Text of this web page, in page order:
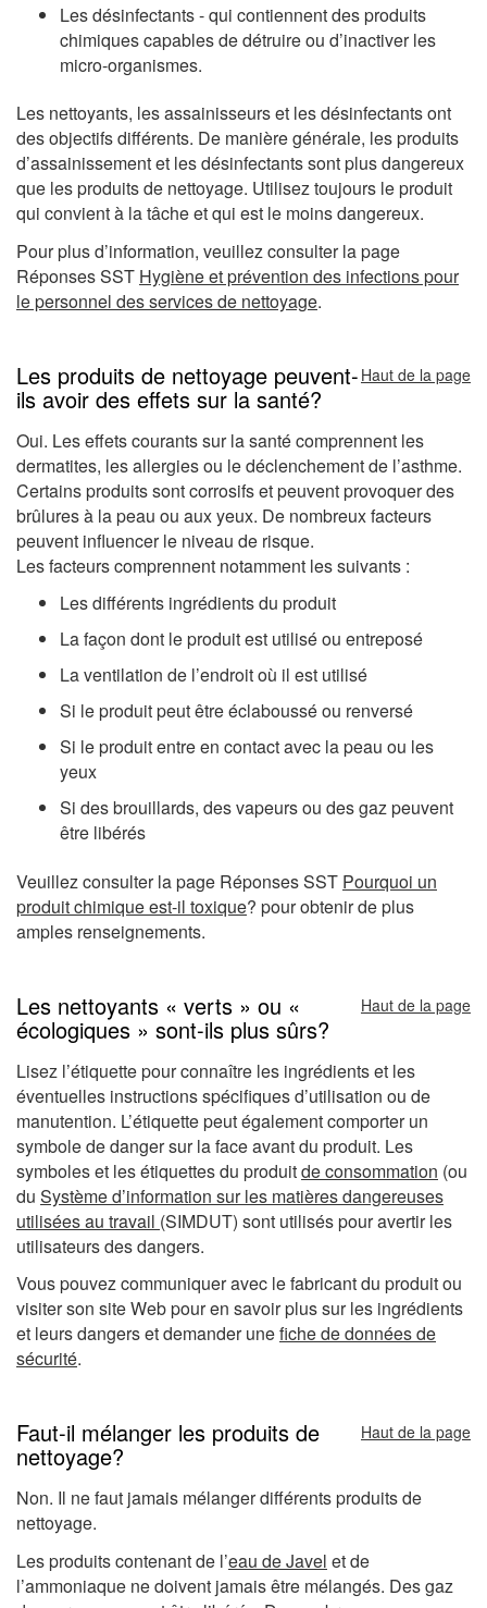
Les désinfectants - qui contiennent des produits
chimiques capables de détruire ou d’inactiver les
micro-organismes.
Les nettoyants, les assainisseurs et les désinfectants ont
des objectifs différents. De manière générale, les produits
d’assainissement et les désinfectants sont plus dangereux
que les produits de nettoyage. Utilisez toujours le produit
qui convient à la tâche et qui est le moins dangereux.
Pour plus d’information, veuillez consulter la page
Réponses SST Hygiène et prévention des infections pour
le personnel des services de nettoyage.
Les produits de nettoyage peuvent-
ils avoir des effets sur la santé?
Haut de la page
Oui. Les effets courants sur la santé comprennent les
dermatites, les allergies ou le déclenchement de l’asthme.
Certains produits sont corrosifs et peuvent provoquer des
brûlures à la peau ou aux yeux. De nombreux facteurs
peuvent influencer le niveau de risque.
Les facteurs comprennent notamment les suivants :
Les différents ingrédients du produit
La façon dont le produit est utilisé ou entreposé
La ventilation de l’endroit où il est utilisé
Si le produit peut être éclaboussé ou renversé
Si le produit entre en contact avec la peau ou les
yeux
Si des brouillards, des vapeurs ou des gaz peuvent
être libérés
Veuillez consulter la page Réponses SST Pourquoi un
produit chimique est-il toxique? pour obtenir de plus
amples renseignements.
Les nettoyants « verts » ou «
écologiques » sont-ils plus sûrs?
Haut de la page
Lisez l’étiquette pour connaître les ingrédients et les
éventuelles instructions spécifiques d’utilisation ou de
manutention. L’étiquette peut également comporter un
symbole de danger sur la face avant du produit. Les
symboles et les étiquettes du produitde consommation (ou
du Système d’information sur les matières dangereuses
utilisées au travail (SIMDUT) sont utilisés pour avertir les
utilisateurs des dangers.
Vous pouvez communiquer avec le fabricant du produit ou
visiter son site Web pour en savoir plus sur les ingrédients
et leurs dangers et demander unefiche de données de
sécurité.
Faut-il mélanger les produits de
nettoyage?
Haut de la page
Non. Il ne faut jamais mélanger différents produits de
nettoyage.
Les produits contenant de l’eau de Javel et de
l’ammoniaque ne doivent jamais être mélangés. Des gaz